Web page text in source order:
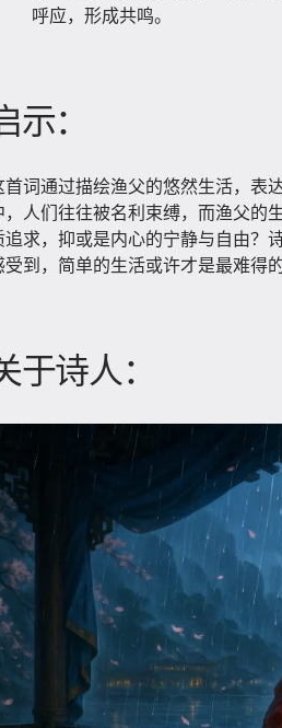
呼应，形成共鸣。
示：
首词通过描绘渔父的悠然生活，表
，人们往往被名利束缚，而渔父的
追求，抑或是内心的宁静与自由？
受到，简单的生活或许才是最难得的
于诗人：